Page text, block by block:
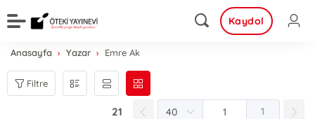
Kaydol
Anasayfa Yazar Emre Ak
Filtre
21 1